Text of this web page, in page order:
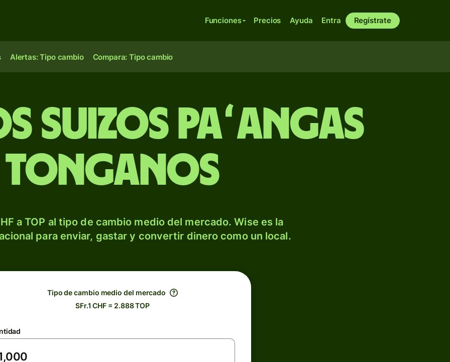
Funciones Precios Ayuda Entra Regístrate
Alertas: Tipo cambio Compara: Tipo cambio
suizos paʻangas
tonganos
a TOP al tipo de cambio medio del mercado. Wise es la
para enviar, gastar y convertir dinero como un local.
Tipo de cambio medio del mercado
SFr.1 CHF = 2.888 TOP